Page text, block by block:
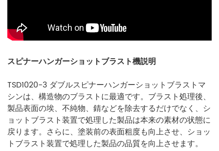
スピナーハンガーショットブラスト機説明
TSD1020-3 ダブルスピナーハンガーショットブラストマ
シンは、構造物のブラストに最適です。ブラスト処理後、
製品表面の埃、不純物、錆などを除去するだけでなく、シ
ョットブラスト装置で処理した製品は本来の素材の状態に
戻ります。さらに、塗装前の表面粗度も向上させ、ショッ
トブラスト装置で処理した製品の品質を向上させます。